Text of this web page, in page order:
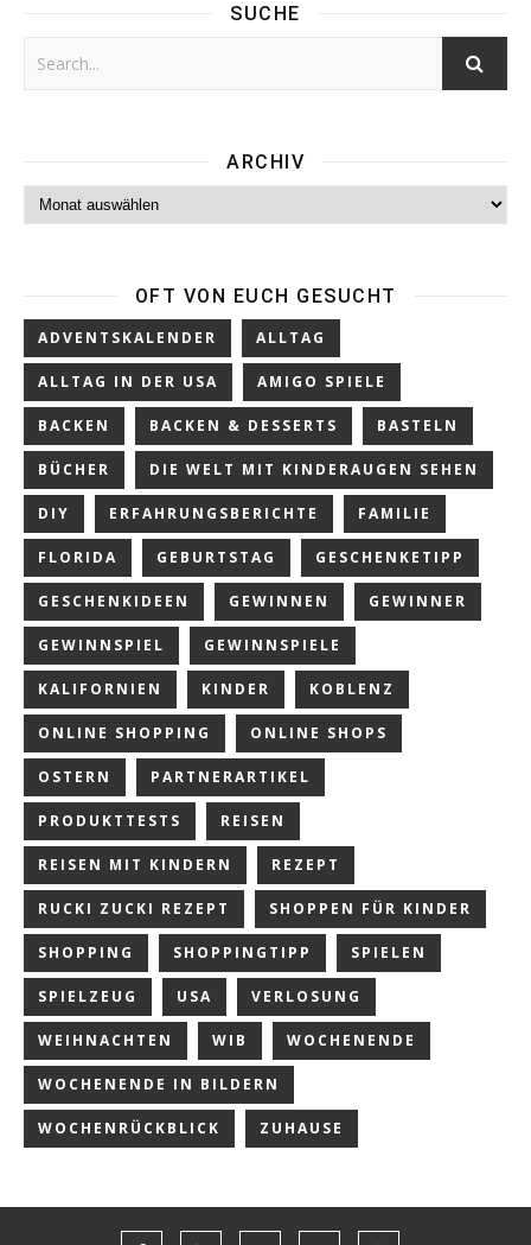
SUCHE
ARCHIV
Archiv
OFT VON EUCH GESUCHT
ADVENTSKALENDER ALLTAG
ALLTAG IN DER USA AMIGO SPIELE
BACKEN BACKEN & DESSERTS BASTELN
BÜCHER DIE WELT MIT KINDERAUGEN SEHEN
DIY ERFAHRUNGSBERICHTE FAMILIE
FLORIDA GEBURTSTAG GESCHENKETIPP
GESCHENKIDEEN GEWINNEN GEWINNER
GEWINNSPIEL GEWINNSPIELE
KALIFORNIEN KINDER KOBLENZ
ONLINE SHOPPING ONLINE SHOPS
OSTERN PARTNERARTIKEL
PRODUKTTESTS REISEN
REISEN MIT KINDERN REZEPT
RUCKI ZUCKI REZEPT SHOPPEN FÜR KINDER
SHOPPING SHOPPINGTIPP SPIELEN
SPIELZEUG USA VERLOSUNG
WEIHNACHTEN WIB WOCHENENDE
WOCHENENDE IN BILDERN
WOCHENRÜCKBLICK ZUHAUSE